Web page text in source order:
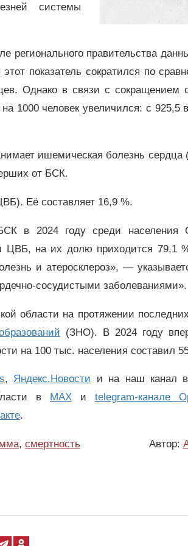
системы
регионального правительства
показатель сократился по
Однако в связи с сокращением
1000 человек увеличился: с 925,5
ишемическая болезнь
от БСК.
Её составляет 16,9 %.
в 2024 году среди населения
ЦВБ, на их долю приходится 79,1
и атеросклероз», —
сосудистыми заболеваниями».
области на протяжении
(ЗНО). В 2024 году
на 100 тыс. населения составил
, Яндекс.Новости и на наш канал в
в
MAXи telegram-канале
.
, смертность Автор: